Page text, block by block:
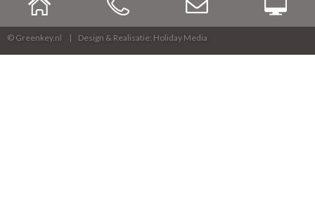
© Greenkey.nl Design & Realisatie: Holiday Media